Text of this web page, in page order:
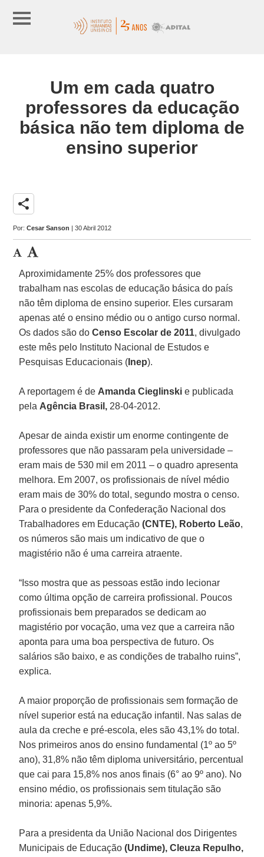
Um em cada quatro
professores da educação
básica não tem diploma de
ensino superior
share
Por:Cesar Sanson | 30 Abril 2012
Aproximidamente 25% dos professores que
trabalham nas escolas de educação básica do país
não têm diploma de ensino superior. Eles cursaram
apenas até o ensino médio ou o antigo curso normal.
Os dados são doCenso Escolar de 2011, divulgado
este mês pelo Instituto Nacional de Estudos e
Pesquisas Educacionais ( Inep).
A reportagem é de Amanda Cieglinskie publicada
pela Agência Brasil, 28-04-2012.
Apesar de ainda existir um enorme contingente de
professores que não passaram pela universidade –
eram mais de 530 mil em 2011 – o quadro apresenta
melhora. Em 2007, os profissionais de nível médio
eram mais de 30% do total, segundo mostra o censo.
Para o presidente da Confederação Nacional dos
Trabalhadores em Educação (CNTE), Roberto Leão,
os números são mais um indicativo de que o
magistério não é uma carreira atraente.
“Isso mostra que as pessoas estão indo lecionar
como última opção de carreira profissional. Poucos
profissionais bem preparados se dedicam ao
magistério por vocação, uma vez que a carreira não
aponta para uma boa perspectiva de futuro. Os
salários são baixo, e as condições de trabalho ruins”,
explica.
A maior proporção de profissionais sem formação de
nível superior está na educação infantil. Nas salas de
aula da creche e pré-escola, eles são 43,1% do total.
Nos primeiros anos do ensino fundamental (1º ao 5º
ano), 31,8% não têm diploma universitário, percentual
que cai para 15,8% nos anos finais (6° ao 9º ano). No
ensino médio, os profissionais sem titulação são
minoria: apenas 5,9%.
Para a presidenta da União Nacional dos Dirigentes
Municipais de Educação (Undime), Cleuza Repulho,